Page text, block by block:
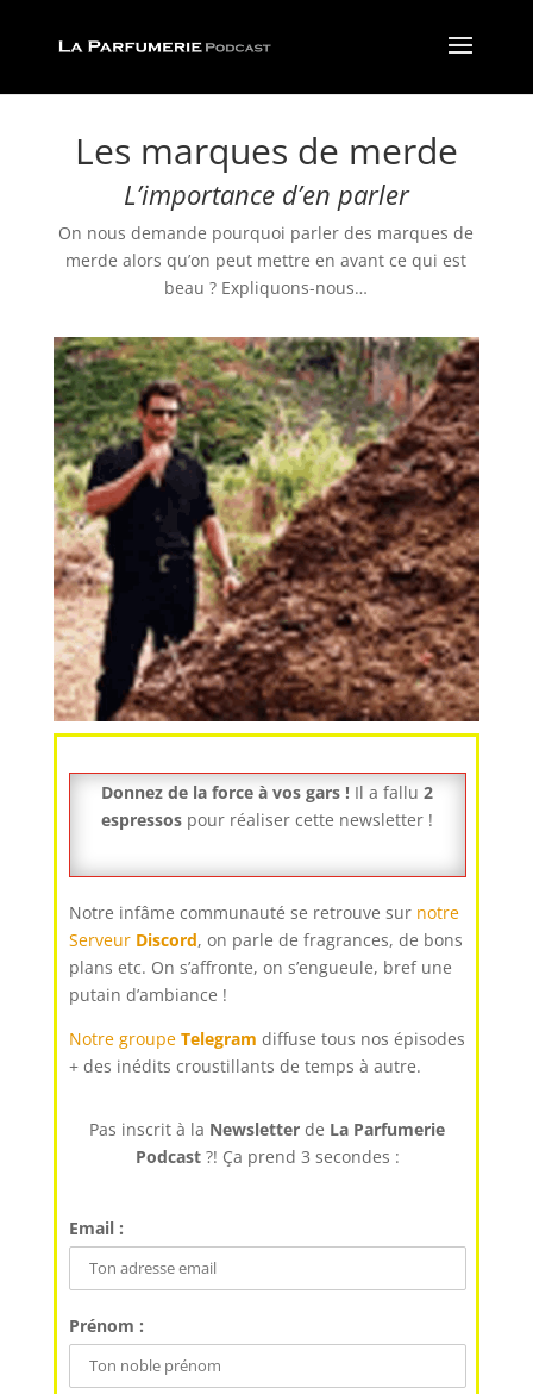
Les marques de merde
L’importance d’en parler
On nous demande pourquoi parler des marques de
merde alors qu’on peut mettre en avant ce qui est
beau ? Expliquons-nous…
Donnez de la force à vos gars ! Il a fallu2
espressos pour réaliser cette newsletter !
Notre infâme communauté se retrouve sur notre
Serveur Discord, on parle de fragrances, de bons
plans etc. On s’affronte, on s’engueule, bref une
putain d’ambiance !
Notre groupe Telegram diffuse tous nos épisodes
+ des inédits croustillants de temps à autre.
Pas inscrit à la Newsletter de La Parfumerie
Podcast?! Ça prend 3 secondes :
Email :
Prénom :